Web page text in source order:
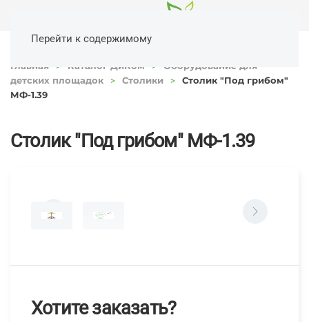
Перейти к содержимому
Главная Каталог ДиКом
Оборудование для
детских площадок
Столики
Столик "Под грибом"
МФ-1.39
Столик "Под грибом" МФ-1.39
Хотите заказать?